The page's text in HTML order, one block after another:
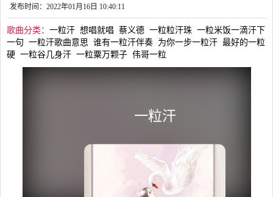
发布时间：2022年01月16日 10:40:11
歌曲分类： 一粒汗 想唱就唱 蔡义德 一粒粒汗珠 一粒米饭一滴汗下
一句 一粒汗歌曲意思 谁有一粒汗伴奏 为你一步一粒汗 最好的一粒
硬 一粒谷几身汗 一粒粟万颗子 伟哥一粒